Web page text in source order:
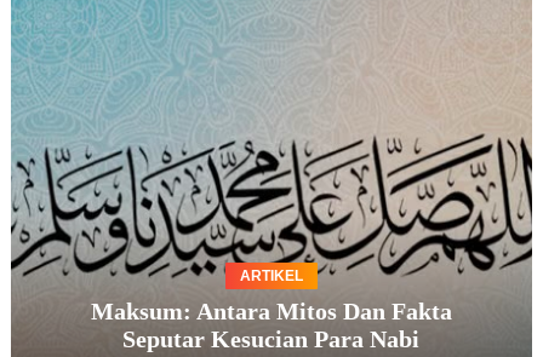
ARTIKEL
Maksum: Antara Mitos Dan Fakta
Seputar Kesucian Para Nabi